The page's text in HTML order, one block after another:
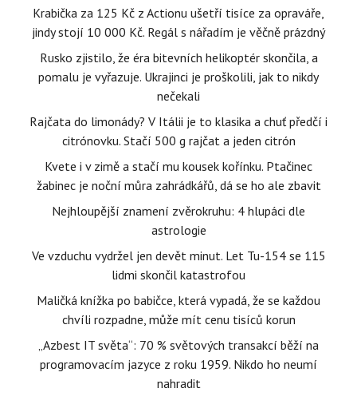
Krabička za 125 Kč z Actionu ušetří tisíce za opraváře,
jindy stojí 10 000 Kč. Regál s nářadím je věčně prázdný
Rusko zjistilo, že éra bitevních helikoptér skončila, a
pomalu je vyřazuje. Ukrajinci je proškolili, jak to nikdy
nečekali
Rajčata do limonády? V Itálii je to klasika a chuť předčí i
citrónovku. Stačí 500 g rajčat a jeden citrón
Kvete i v zimě a stačí mu kousek kořínku. Ptačinec
žabinec je noční můra zahrádkářů, dá se ho ale zbavit
Nejhloupější znamení zvěrokruhu: 4 hlupáci dle
astrologie
Ve vzduchu vydržel jen devět minut. Let Tu-154 se 115
lidmi skončil katastrofou
Maličká knížka po babičce, která vypadá, že se každou
chvíli rozpadne, může mít cenu tisíců korun
„Azbest IT světa“: 70 % světových transakcí běží na
programovacím jazyce z roku 1959. Nikdo ho neumí
nahradit